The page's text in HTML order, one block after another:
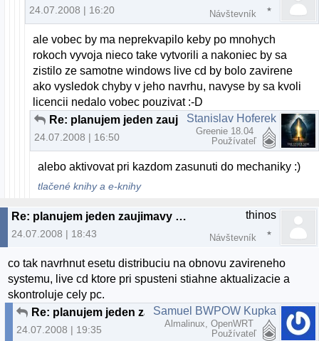
24.07.2008 | 16:20 Návštevník
ale vobec by ma neprekvapilo keby po mnohych
rokoch vyvoja nieco take vytvorili a nakoniec by sa
zistilo ze samotne windows live cd by bolo zavirene
ako vysledok chyby v jeho navrhu, navyse by sa kvoli
licencii nedalo vobec pouzivat :-D
Re: planujem jeden zaujimavy projekt...
24.07.2008 | 16:50
Stanislav Hoferek
Greenie 18.04
Používateľ
alebo aktivovat pri kazdom zasunuti do mechaniky :)
tlačené knihy a e-knihy
Re: planujem jeden zaujimavy projekt...
24.07.2008 | 18:43
thinos
Návštevník
co tak navrhnut esetu distribuciu na obnovu zavireneho
systemu, live cd ktore pri spusteni stiahne aktualizacie a
skontroluje cely pc.
Re: planujem jeden zaujimavy projekt...
24.07.2008 | 19:35
Samuel BWPOW Kupka
Almalinux, OpenWRT
Používateľ